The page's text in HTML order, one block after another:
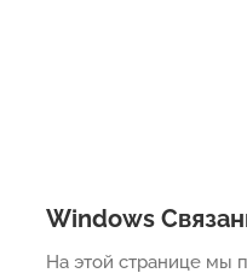
Windows
На этой странице мы